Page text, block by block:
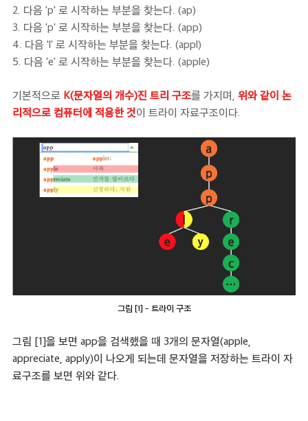
2. 다음 'p' 로 시작하는 부분을 찾는다. (ap)
3. 다음 'p' 로 시작하는 부분을 찾는다. (app)
4. 다음 'l' 로 시작하는 부분을 찾는다. (appl)
5. 다음 'e' 로 시작하는 부분을 찾는다. (apple)
기본적으로 K(문자열의 개수)진 트리 구조를 가지며, 위와 같이 논
리적으로 컴퓨터에 적용한 것이 트라이 자료구조이다.
그림 [1] - 트라이 구조
그림 [1]을 보면 app을 검색했을 때 3개의 문자열(apple,
appreciate, apply)이 나오게 되는데 문자열을 저장하는 트라이 자
료구조를 보면 위와 같다.